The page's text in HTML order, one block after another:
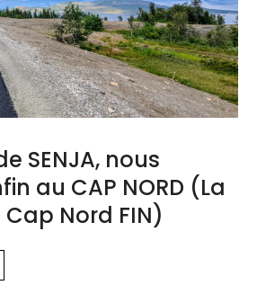
SENJA, nous
au CAP NORD (La
Nord FIN)